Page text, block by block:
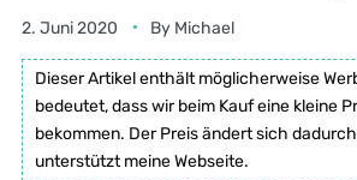
2. Juni 2020 By Michael
Dieser Artikel enthält möglicherweise
bedeutet, dass wir beim Kauf eine kleine
bekommen. Der Preis ändert sich
unterstützt meine Webseite.